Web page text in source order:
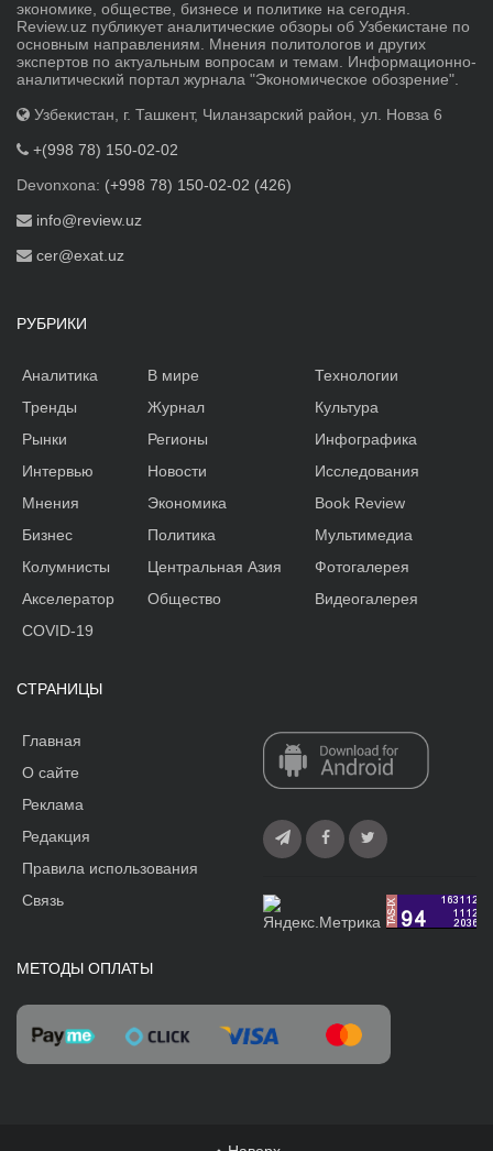
экономике, обществе, бизнесе и политике на сегодня.
Review.uz публикует аналитические обзоры об Узбекистане по
основным направлениям. Мнения политологов и других
экспертов по актуальным вопросам и темам. Информационно-
аналитический портал журнала "Экономическое обозрение".
Узбекистан, г. Ташкент, Чиланзарский район, ул. Новза 6
+(998 78) 150-02-02
Devonxona: (+998 78) 150-02-02 (426)
info@review.uz
cer@exat.uz
РУБРИКИ
Аналитика
Тренды
Рынки
Интервью
Мнения
Бизнес
Колумнисты
Акселератор
В мире
Журнал
Регионы
Новости
Экономика
Политика
Центральная Азия
Общество
Технологии
Культура
Инфографика
Исследования
Book Review
Мультимедиа
Фотогалерея
Видеогалерея
COVID-19
СТРАНИЦЫ
Главная
О сайте
Реклама
Редакция
Правила использования
Связь
МЕТОДЫ ОПЛАТЫ